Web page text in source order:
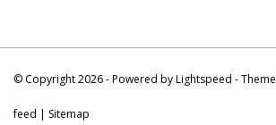
© Copyright 2026 - Powered byLightspeed -
feed | Sitemap